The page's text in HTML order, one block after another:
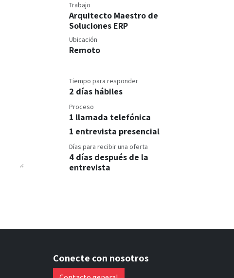
Trabajo
Arquitecto Maestro de
Soluciones ERP
Ubicación
Remoto
Tiempo para responder
2 días hábiles
Proceso
1 llamada telefónica
1 entrevista presencial
Días para recibir una oferta
4 días después de la
entrevista
Conecte con nosotros